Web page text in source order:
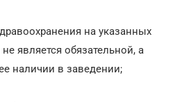
на указанных
является обязательной, а
наличии в заведении;